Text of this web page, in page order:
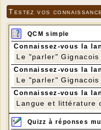
Testez vos
QCM simple
Connaissez-vous la
Le "parler" Gignacois
Connaissez-vous la
Le "parler" Gignacois
Connaissez-vous la
Langue et littérature
Quizz à réponses